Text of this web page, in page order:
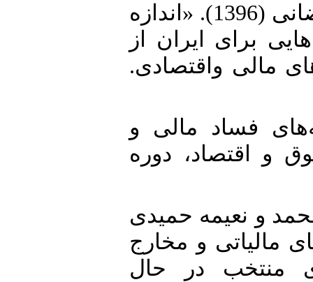
20. فیض‌پور، محمدعلی و فریبا رمضانی (1396). «اندازه
برای ایران از
مالی واقتصادی.
(۱۳۹۳). «ریشه‌های فساد مالی و
و اقتصاد، دوره
محمد و نعیمه حمیدی
مالیاتی و مخارج
منتخب در حال